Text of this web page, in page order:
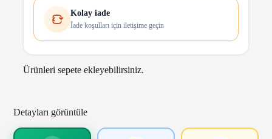
Kolay iade
İade koşulları için iletişime geçin
Ürünleri sepete ekleyebilirsiniz.
Detayları görüntüle